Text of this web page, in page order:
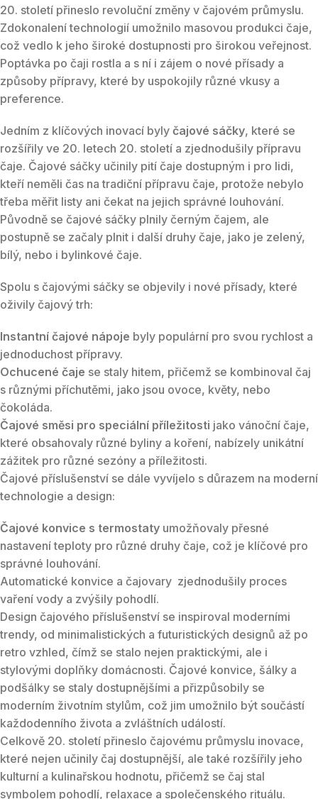
20. století přineslo revoluční změny v čajovém průmyslu.
Zdokonalení technologií umožnilo masovou produkci čaje,
což vedlo k jeho široké dostupnosti pro širokou veřejnost.
Poptávka po čaji rostla a s ní i zájem o nové přísady a
způsoby přípravy, které by uspokojily různé vkusy a
preference.
Jedním z klíčových inovací byly čajové sáčky, které se
rozšířily ve 20. letech 20. století a zjednodušily přípravu
čaje. Čajové sáčky učinily pití čaje dostupným i pro lidi,
kteří neměli čas na tradiční přípravu čaje, protože nebylo
třeba měřit listy ani čekat na jejich správné louhování.
Původně se čajové sáčky plnily černým čajem, ale
postupně se začaly plnit i další druhy čaje, jako je zelený,
bílý, nebo i bylinkové čaje.
Spolu s čajovými sáčky se objevily i nové přísady, které
oživily čajový trh:
Instantní čajové nápoje byly populární pro svou rychlost a
jednoduchost přípravy.
Ochucené čaje se staly hitem, přičemž se kombinoval čaj
s různými příchutěmi, jako jsou ovoce, květy, nebo
čokoláda.
Čajové směsi pro speciální příležitosti jako vánoční čaje,
které obsahovaly různé byliny a koření, nabízely unikátní
zážitek pro různé sezóny a příležitosti.
Čajové příslušenství se dále vyvíjelo s důrazem na moderní
technologie a design:
Čajové konvice s termostaty umožňovaly přesné
nastavení teploty pro různé druhy čaje, což je klíčové pro
správné louhování.
Automatické konvice a čajovary zjednodušily proces
vaření vody a zvýšily pohodlí.
Design čajového příslušenství se inspiroval moderními
trendy, od minimalistických a futuristických designů až po
retro vzhled, čímž se stalo nejen praktickými, ale i
stylovými doplňky domácnosti. Čajové konvice, šálky a
podšálky se staly dostupnějšími a přizpůsobily se
moderním životním stylům, což jim umožnilo být součástí
každodenního života a zvláštních událostí.
Celkově 20. století přineslo čajovému průmyslu inovace,
které nejen učinily čaj dostupnější, ale také rozšířily jeho
kulturní a kulinařskou hodnotu, přičemž se čaj stal
symbolem pohodlí, relaxace a společenského rituálu.